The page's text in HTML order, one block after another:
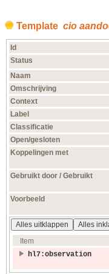
Template cio
Id
Status
Naam
Omschrijving
Context
Label
Classificatie
Open/gesloten
Koppelingen met
Gebruikt door / Gebruikt
Voorbeeld
Alles uitklappen
Alles
Item
hl7:observation